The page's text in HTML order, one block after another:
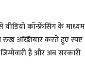
कॉन्फ्रेंसिंग के माध्यम
रुख अख्तियार करते हुए स्पष्ट
है और अब सरकारी